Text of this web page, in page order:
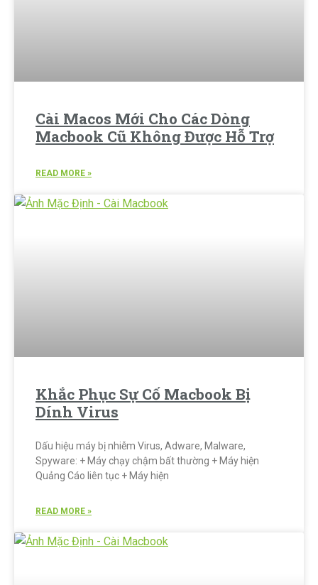
Cài Macos Mới Cho Các Dòng
Macbook Cũ Không Được Hỗ Trợ
READ MORE »
Khắc Phục Sự Cố Macbook Bị
Dính Virus
Dấu hiệu máy bị nhiễm Virus, Adware, Malware,
Spyware: + Máy chạy chậm bất thường + Máy hiện
Quảng Cáo liên tục + Máy hiện
READ MORE »